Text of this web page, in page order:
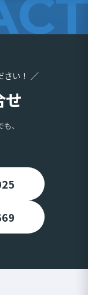
さい！ ／
せ
、